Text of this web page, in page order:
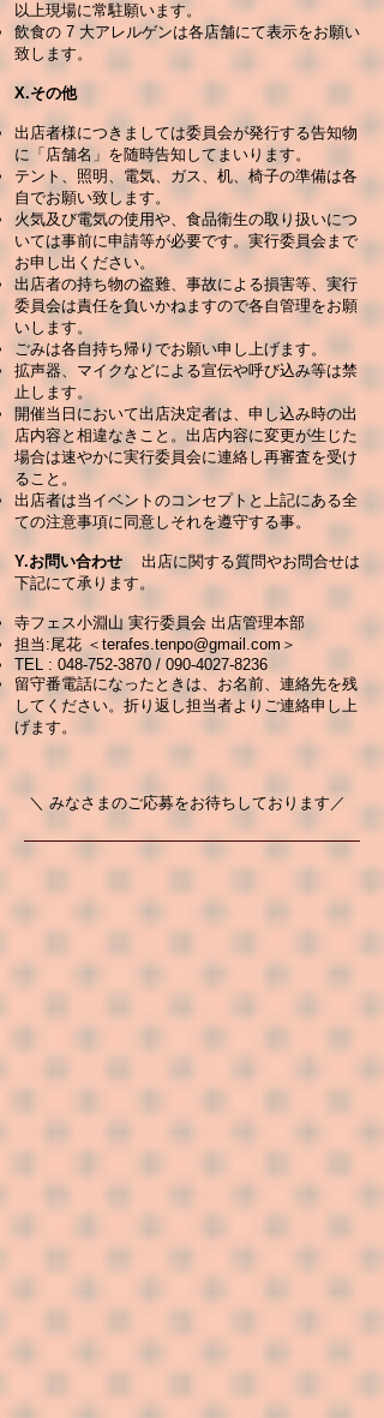
以上現場に常駐願います。
飲食の 7 大アレルゲンは各店舗にて表示をお願い
致します。
X.その他
出店者様につきましては委員会が発行する告知物
に「店舗名」を随時告知してまいります。
テント、照明、電気、ガス、机、椅子の準備は各
自でお願い致します。
火気及び電気の使用や、食品衛生の取り扱いにつ
いては事前に申請等が必要です。実行委員会まで
お申し出ください。
出店者の持ち物の盗難、事故による損害等、実行
委員会は責任を負いかねますので各自管理をお願
いします。
ごみは各自持ち帰りでお願い申し上げます。​
拡声器、マイクなどによる宣伝や呼び込み等は禁
止します。
開催当日において出店決定者は、申し込み時の出
店内容と相違なきこと。出店内容に変更が生じた
場合は速やかに実行委員会に連絡し再審査を受け
ること。
出店者は当イベントのコンセプトと上記にある全
ての注意事項に同意しそれを遵守する事。
Y.お問い合わせ 出店に関する質問やお問合せは
下記にて承ります。
寺フェス小淵山 実行委員会 出店管理本部
担当:尾花 ＜ terafes.tenpo@gmail.com ＞
TEL : 048-752-3870 / 090-4027-8236
留守番電話になったときは、お名前、連絡先を残
してください。折り返し担当者よりご連絡申し上
げます。
＼ みなさまのご応募をお待ちしております／